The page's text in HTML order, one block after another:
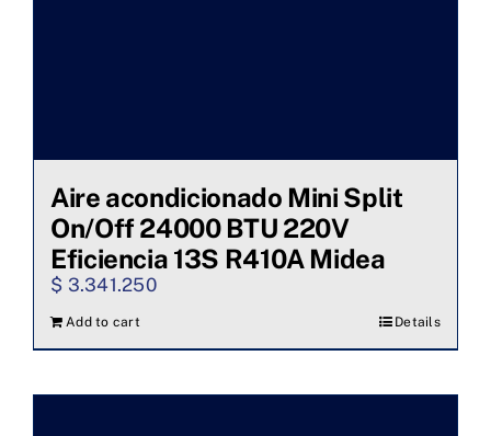
Aire acondicionado Mini Split
On/Off 24000 BTU 220V
Eficiencia 13S R410A Midea
$ 3.341.250
Add to cart Details